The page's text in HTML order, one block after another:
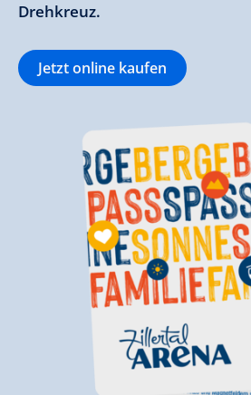
Drehkreuz.
Jetzt online kaufen